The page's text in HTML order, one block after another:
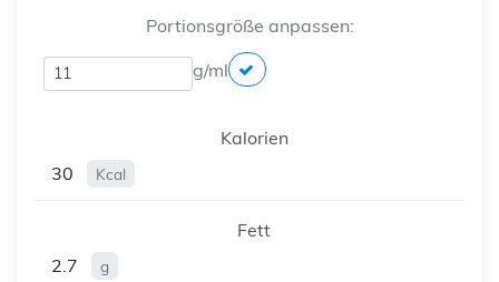
Portionsgröße anpassen:
g/ml
Kalorien
30
Kcal
Fett
2.7
g